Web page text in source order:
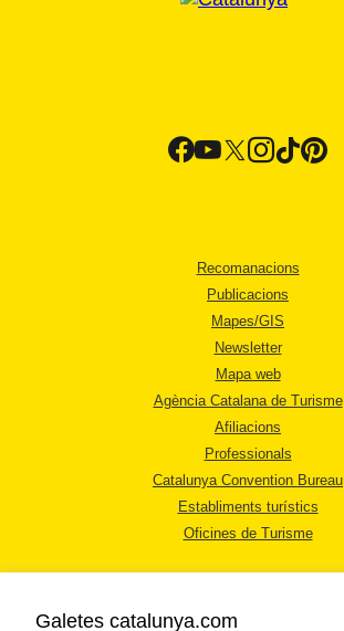
Recomanacions
Publicacions
Mapes/GIS
Newsletter
Mapa web
Agència Catalana de Turisme
Afiliacions
Professionals
Catalunya Convention Bureau
Establiments turístics
Oficines de Turisme
Galetes catalunya.com